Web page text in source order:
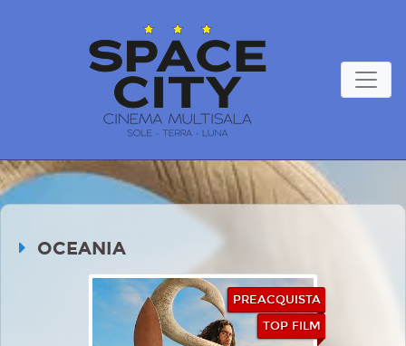
OCEANIA
PREACQUISTA
TOP FILM